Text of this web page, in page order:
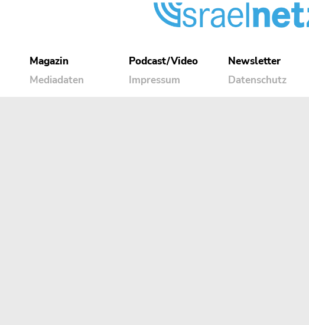
Magazin
Mediadaten
Podcast/Video
Impressum
Newsletter
Datenschutz